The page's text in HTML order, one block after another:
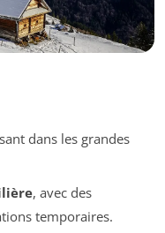
dans les grandes
, avec des
temporaires.